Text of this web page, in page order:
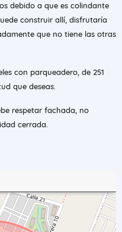
debido a que es colindante
construir allí, disfrutaría
que no tiene las otras
con parqueadero, de 251
que deseas.
respetar fachada, no
cerrada.